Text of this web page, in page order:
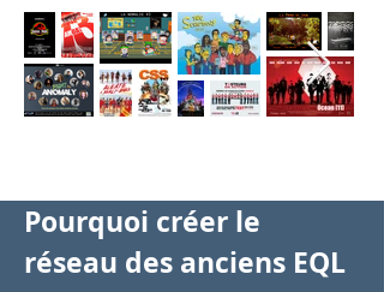
Pourquoi créer le
réseau des anciens EQL